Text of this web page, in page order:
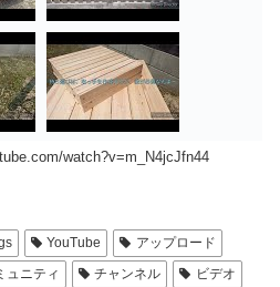
watch?v=m_N4jcJfn44
YouTube
アップロード
ュニティ チャンネル
ビデオ